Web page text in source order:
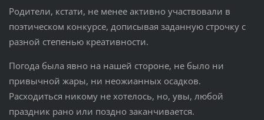
Родители, кстати, не менее активно участвовали в
поэтическом конкурсе, дописывая заданную строчку с
разной степенью креативности.
Погода была явно на нашей стороне, не было ни
привычной жары, ни неожианных осадков.
Расходиться никому не хотелось, но, увы, любой
праздник рано или поздно заканчивается.